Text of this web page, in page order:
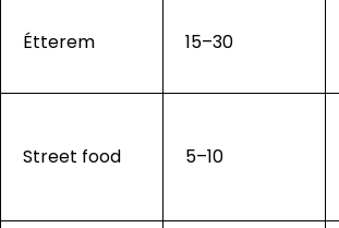
Étterem 15–30
Street food 5–10